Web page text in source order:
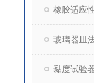
橡胶适应
玻璃器皿
黏度试验